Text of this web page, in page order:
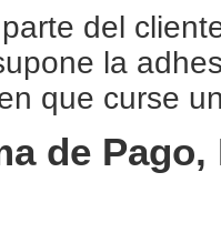
del
la
que curse
de